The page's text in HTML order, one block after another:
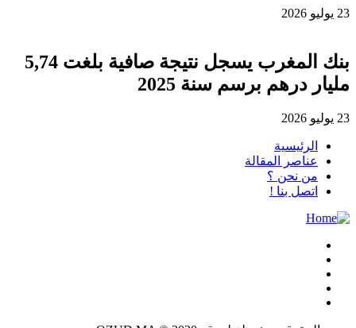
23 يوليو 2026
بنك المغرب يسجل نتيجة صافية بلغت 5,74
مليار درهم برسم سنة 2025
23 يوليو 2026
الرئيسية
عناصر المقالة
من نحن ؟
اتصل بنا !